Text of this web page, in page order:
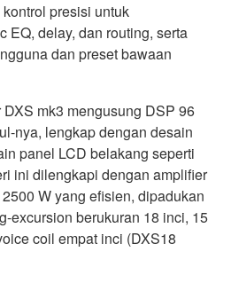
presisi untuk
EQ, delay, dan routing, serta
dan preset bawaan
mk3 mengusung DSP 96
nya, lengkap dengan desain
panel LCD belakang seperti
ini dilengkapi dengan amplifier
W yang efisien, dipadukan
excursion berukuran 18 inci, 15
coil empat inci (DXS18